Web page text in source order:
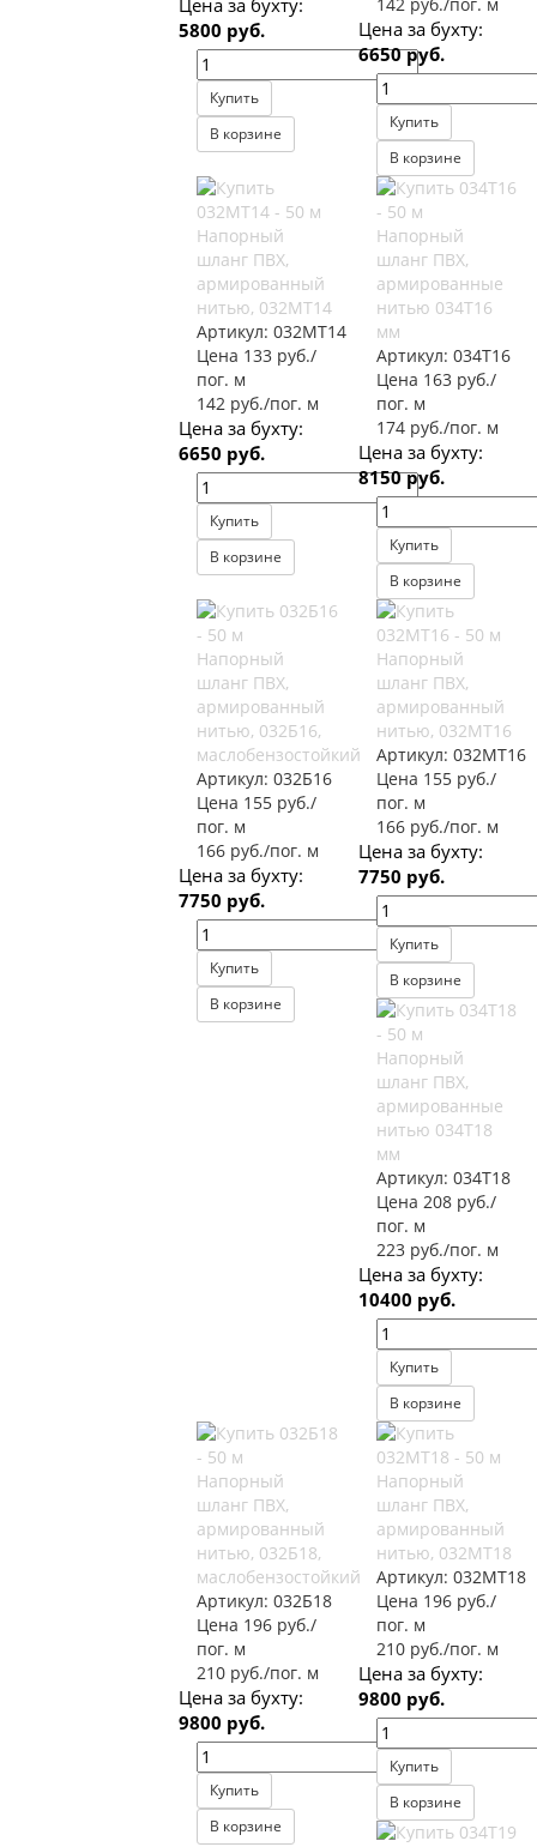
Цена за бухту:
5800 руб.
Купить
В корзине
Цена за бухту:
6650 руб.
Купить
В корзине
Напорный
шланг ПВХ,
армированный
нитью, 032МТ14
Артикул:032МТ14
Цена 133 руб./
пог. м
142 руб./пог. м
Цена за бухту:
6650 руб.
Купить
В корзине
Напорный
шланг ПВХ,
армированные
нитью 034Т16
мм
Артикул: 034Т16
Цена 163 руб./
пог. м
174 руб./пог. м
Цена за бухту:
8150 руб.
Купить
В корзине
Напорный
шланг ПВХ,
армированный
нитью, 032Б16,
маслобензостойкий
Артикул:032Б16
Цена 155 руб./
пог. м
166 руб./пог. м
Цена за бухту:
7750 руб.
Купить
В корзине
Напорный
шланг ПВХ,
армированный
нитью, 032МТ16
Артикул: 032МТ16
Цена 155 руб./
пог. м
166 руб./пог. м
Цена за бухту:
7750 руб.
Купить
В корзине
Напорный
шланг ПВХ,
армированные
нитью 034Т18
мм
Артикул: 034Т18
Цена 208 руб./
пог. м
223 руб./пог. м
Цена за бухту:
10400 руб.
Купить
В корзине
Напорный
шланг ПВХ,
армированный
нитью, 032Б18,
маслобензостойкий
Артикул:032Б18
Цена 196 руб./
пог. м
210 руб./пог. м
Цена за бухту:
9800 руб.
Купить
В корзине
Напорный
шланг ПВХ,
армированный
нитью, 032МТ18
Артикул: 032МТ18
Цена 196 руб./
пог. м
210 руб./пог. м
Цена за бухту:
9800 руб.
Купить
В корзине